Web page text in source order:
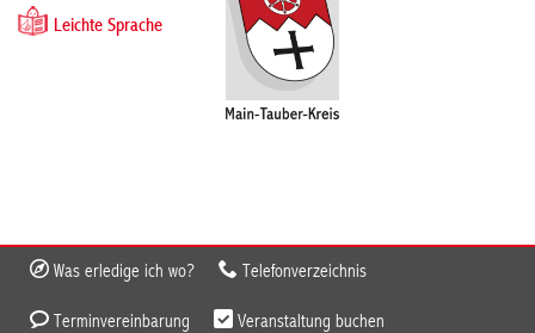
Leichte Sprache
Was erledige ich wo? Telefonverzeichnis
Terminvereinbarung Veranstaltung buchen